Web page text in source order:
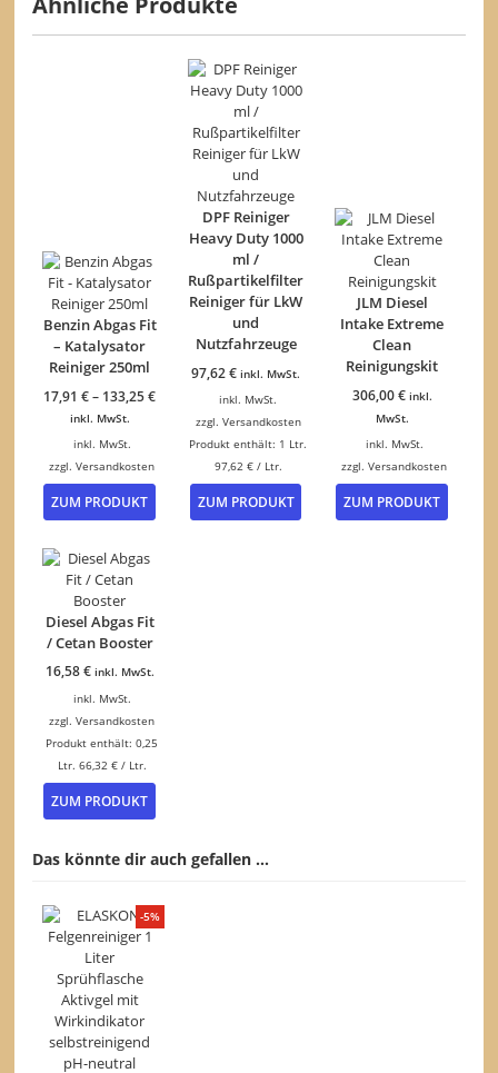
Benzin Abgas Fit
– Katalysator
Reiniger 250ml
17,91€– 133,25€
inkl. MwSt.
inkl. MwSt.
zzgl.Versandkosten
ZUM PRODUKT
Dieses
Produkt
gewählt
DPF Reiniger
Heavy Duty 1000
ml /
Rußpartikelfilter
Reiniger für LkW
und
Nutzfahrzeuge
97,62€ inkl. MwSt.
inkl. MwSt.
zzgl. Versandkosten
Produkt enthält: 1 Ltr.
97,62 €/ Ltr.
ZUM PRODUKT
JLM Diesel
Intake Extreme
Clean
Reinigungskit
306,00€ inkl.
MwSt.
inkl. MwSt.
zzgl.Versandkosten
ZUM PRODUKT
Diesel Abgas Fit
/ Cetan Booster
16,58€ inkl. MwSt.
inkl. MwSt.
zzgl.Versandkosten
Produkt enthält: 0,25
Ltr. 66,32 €/ Ltr.
ZUM PRODUKT
Das könnte dir auch gefallen …
-5%